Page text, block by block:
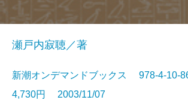
瀬戸内寂聴／著
新潮オンデマンドブックス 978-4-10-
4,730円 2003/11/07